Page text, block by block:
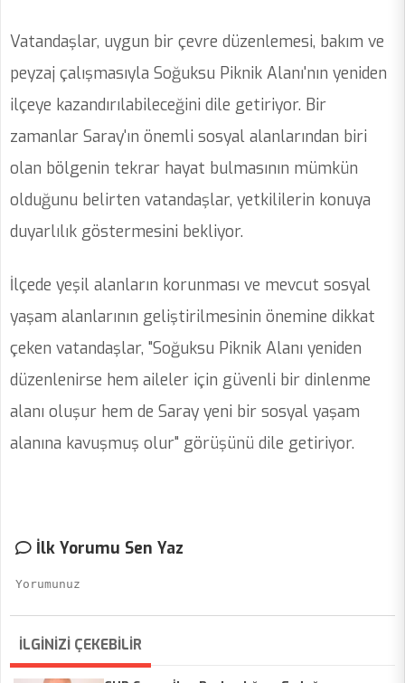
Vatandaşlar, uygun bir çevre düzenlemesi, bakım ve
peyzaj çalışmasıyla Soğuksu Piknik Alanı'nın yeniden
ilçeye kazandırılabileceğini dile getiriyor. Bir
zamanlar Saray'ın önemli sosyal alanlarından biri
olan bölgenin tekrar hayat bulmasının mümkün
olduğunu belirten vatandaşlar, yetkililerin konuya
duyarlılık göstermesini bekliyor.
İlçede yeşil alanların korunması ve mevcut sosyal
yaşam alanlarının geliştirilmesinin önemine dikkat
çeken vatandaşlar, "Soğuksu Piknik Alanı yeniden
düzenlenirse hem aileler için güvenli bir dinlenme
alanı oluşur hem de Saray yeni bir sosyal yaşam
alanına kavuşmuş olur" görüşünü dile getiriyor.
İlk Yorumu Sen Yaz
İLGİNİZİ ÇEKEBİLİR